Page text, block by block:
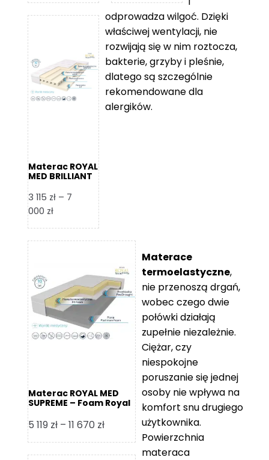
od
4
570 zł
od
3
360 zł
do
8
739 zł
Materac ROYAL
MED BRILLIANT
3 115 zł – 7
000 złZakres
od
7
000 zł
odprowadza wilgoć. Dzięki
właściwej wentylacji, nie
rozwijają się w nim roztocza,
bakterie, grzyby i pleśnie,
dlatego są szczególnie
rekomendowane dla
alergików.
Materac ROYAL MED
SUPREME – Foam Royal
5 119 zł – 11 670 złZakres
cen:
od
Materace
termoelastyczne,
nie przenoszą drgań,
wobec czego dwie
połówki działają
zupełnie niezależnie.
Ciężar, czy
niespokojne
poruszanie się jednej
osoby nie wpływa na
komfort snu drugiego
użytkownika.
Powierzchnia
materaca